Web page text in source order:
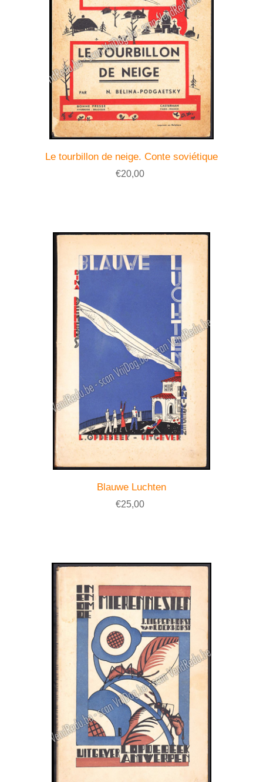
Le tourbillon de neige. Conte soviétique
€20,00
Blauwe Luchten
€25,00